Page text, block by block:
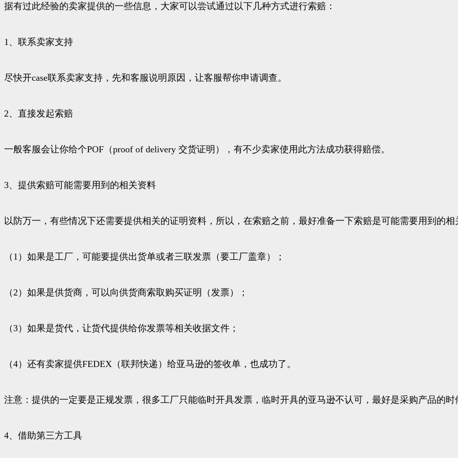
据有过此经验的卖家提供的一些信息，大家可以尝试通过以下几种方式进行索赔：
1、联系卖家支持
尽快开case联系卖家支持，先和客服说明原因，让客服帮你申请调查。
2、直接发起索赔
一般客服会让你给个POF（proof of delivery 交货证明），有不少卖家使用此方法成功获得赔偿。
3、提供索赔可能需要用到的相关资料
以防万一，有些情况下还需要提供相关的证明资料，所以，在索赔之前，最好准备一下索赔是可能需要用到的相
（1）如果是工厂，可能要提供出货单或者三联发票（要工厂盖章）；
（2）如果是供货商，可以向供货商索取购买证明（发票）；
（3）如果是货代，让货代提供给你发票等相关收据文件；
（4）还有卖家提供FEDEX（联邦快递）给亚马逊的签收单，也成功了。
注意：提供的一定要是正规发票，很多工厂只能临时开具发票，临时开具的亚马逊不认可，最好是采购产品的时
4、借助第三方工具